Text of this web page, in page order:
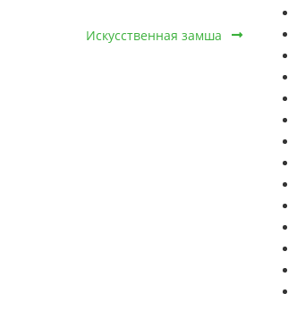
Искусственная замша